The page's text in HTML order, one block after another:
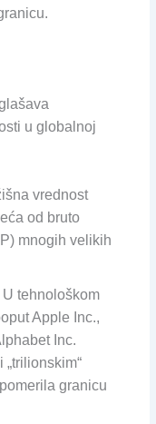
u globalnoj
vrednost
od bruto
mnogih velikih
U tehnološkom
Apple Inc.,
Inc.
granicu